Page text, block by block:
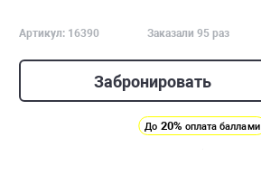
Артикул: 16390 Заказали 95 раз
Забронировать
До 20% оплата баллами